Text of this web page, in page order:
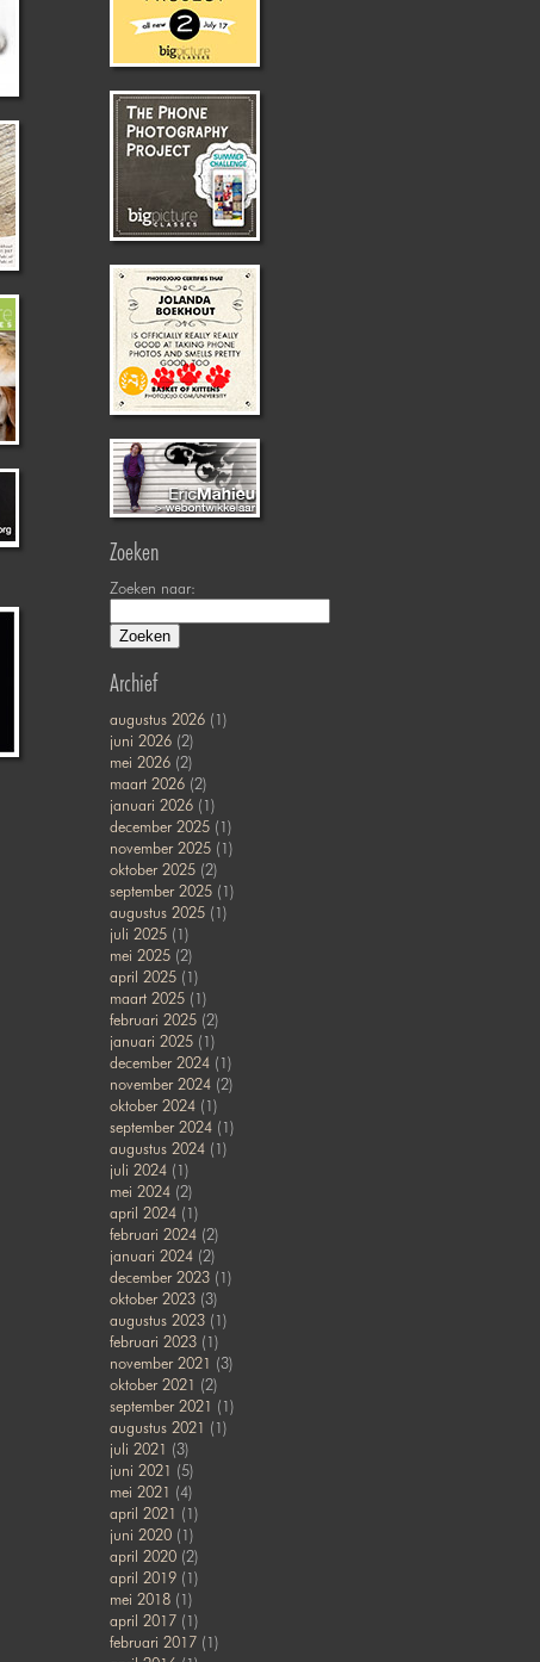
Zoeken
Zoeken naar:
Archief
augustus 2026(1)
juni 2026(2)
mei 2026(2)
maart 2026(2)
januari 2026(1)
december 2025(1)
november 2025(1)
oktober 2025(2)
september 2025(1)
augustus 2025(1)
juli 2025(1)
mei 2025(2)
april 2025(1)
maart 2025(1)
februari 2025(2)
januari 2025(1)
december 2024(1)
november 2024(2)
oktober 2024(1)
september 2024(1)
augustus 2024(1)
juli 2024(1)
mei 2024(2)
april 2024(1)
februari 2024(2)
januari 2024(2)
december 2023(1)
oktober 2023(3)
augustus 2023(1)
februari 2023(1)
november 2021 (3)
oktober 2021 (2)
september 2021 (1)
augustus 2021 (1)
juli 2021 (3)
juni 2021 (5)
mei 2021 (4)
april 2021 (1)
juni 2020(1)
april 2020(2)
april 2019(1)
mei 2018(1)
april 2017(1)
februari 2017(1)